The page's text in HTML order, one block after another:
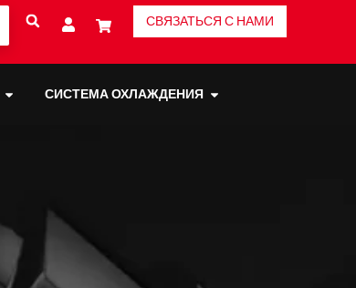
СВЯЗАТЬСЯ С НАМИ
СИСТЕМА ОХЛАЖДЕНИЯ